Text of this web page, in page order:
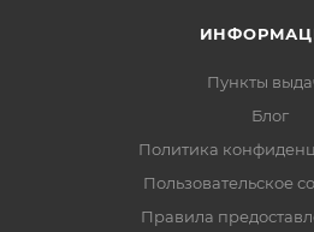
Пункты
Блог
Политика
Пользовательское
Правила